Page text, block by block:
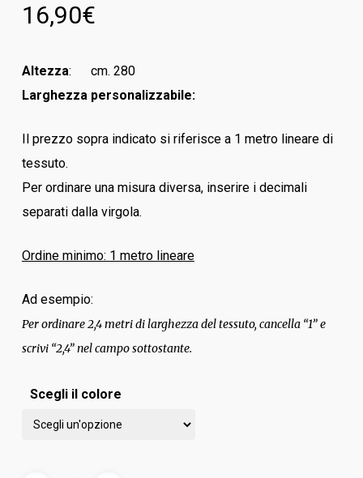
16,90€
Altezza: cm. 280
Larghezza personalizzabile:
Il prezzo sopra indicato si riferisce a 1 metro lineare di
tessuto.
Per ordinare una misura diversa, inserire i decimali
separati dalla virgola.
Ordine minimo: 1 metro lineare
Ad esempio:
Per ordinare 2,4 metri di larghezza del tessuto, cancella “1” e
scrivi “2,4” nel campo sottostante.
Scegli il colore